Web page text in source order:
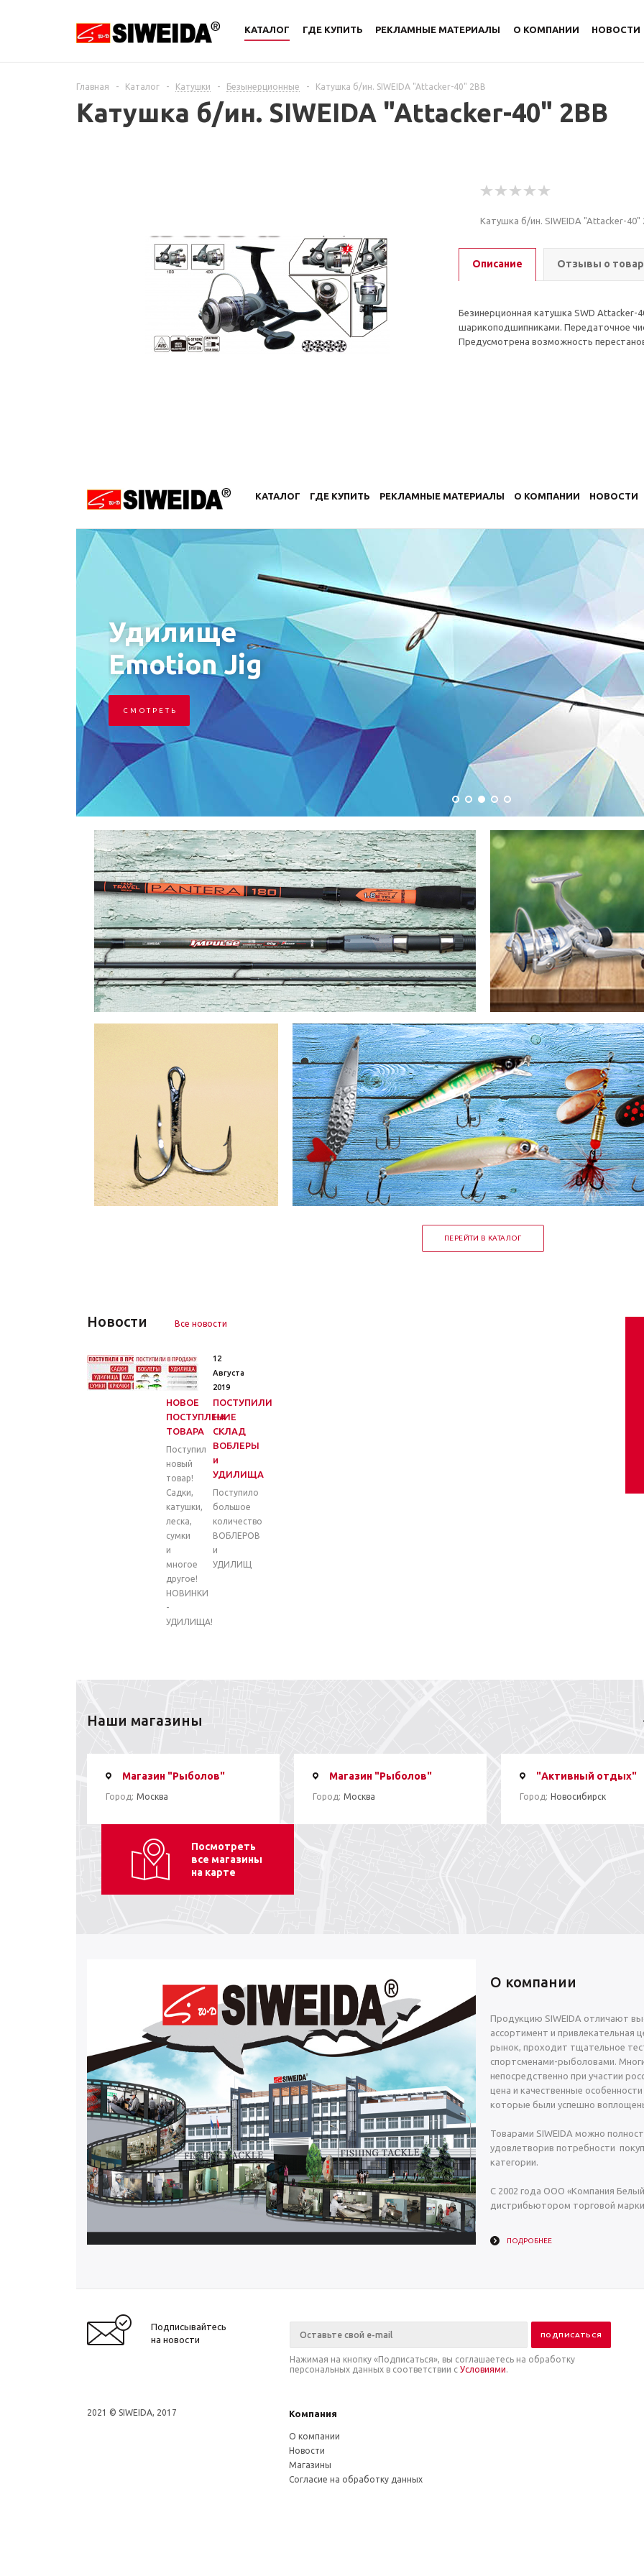
КАТАЛОГ ГДЕ КУПИТЬ РЕКЛАМНЫЕ МАТЕРИАЛЫ О КОМПАНИИ НОВОСТИ
Главная - Каталог - Катушки - Безынерционные - Катушка б/ин. SIWEIDA "Attacker-40" 2BB
Катушка б/ин. SIWEIDA "Attacker-40" 2BB
Катушка б/ин. SIWEIDA "Attacker-40"
Описание Отзывы о
Безинерционная катушка SWD Attacker-
шарикоподшипниками. Передаточное
Предусмотрена возможность
КАТАЛОГ ГДЕ КУПИТЬ РЕКЛАМНЫЕ МАТЕРИАЛЫ О КОМПАНИИ НОВОСТИ
Удилище
Emotion Jig
С М О Т Р Е Т Ь
ПЕРЕЙТИ В КАТАЛОГ
Новости Все новости
26
Марта
2020
НОВОЕ
ПОСТУПЛЕНИЕ
ТОВАРА
Поступил
новый
товар!
Садки,
катушки,
леска,
сумки
и
многое
другое!
НОВИНКИ
-
УДИЛИЩА!
12
Августа
2019
ПОСТУПИЛИ
НА
СКЛАД
ВОБЛЕРЫ
и
УДИЛИЩА
Поступило
большое
количество
ВОБЛЕРОВ
и
УДИЛИЩ
Наши магазины
Магазин "Рыболов"
Город: Москва
Магазин "Рыболов"
Город: Москва
"Активный отдых"
Город: Новосибирск
Посмотреть
все магазины
на карте
О компании
Продукцию SIWEIDA отличают
ассортимент и привлекательная
рынок, проходит тщательное
спортсменами-рыболовами.
непосредственно при участии
цена и качественные
которые были успешно
Товарами SIWEIDA можно
удовлетворив потребности
категории.
С 2002 года ООО «Компания
дистрибьютором торговой марки
ПОДРОБНЕЕ
Подписывайтесь
на новости
Нажимая на кнопку «Подписаться», вы соглашаетесь на обработку
персональных данных в соответствии с Условиями.
2021 © SIWEIDA, 2017 Компания
О компании
Новости
Магазины
Согласие на обработку данных